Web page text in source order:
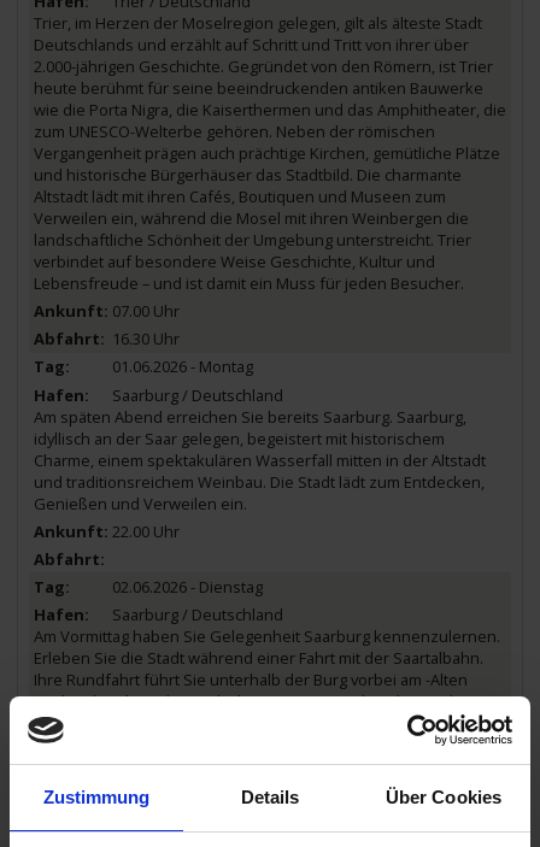
Zustimmung Details Über Cookies
Trier, im Herzen der Moselregion gelegen, gilt als älteste Stadt
Deutschlands und erzählt auf Schritt und Tritt von ihrer über
2.000-jährigen Geschichte. Gegründet von den Römern, ist Trier
heute berühmt für seine beeindruckenden antiken Bauwerke
wie die Porta Nigra, die Kaiserthermen und das Amphitheater, die
zum UNESCO-Welterbe gehören. Neben der römischen
Vergangenheit prägen auch prächtige Kirchen, gemütliche Plätze
und historische Bürgerhäuser das Stadtbild. Die charmante
Altstadt lädt mit ihren Cafés, Boutiquen und Museen zum
Verweilen ein, während die Mosel mit ihren Weinbergen die
landschaftliche Schönheit der Umgebung unterstreicht. Trier
verbindet auf besondere Weise Geschichte, Kultur und
Lebensfreude – und ist damit ein Muss für jeden Besucher.
07.00 Uhr
16.30 Uhr
01.06.2026 - Montag
Saarburg / Deutschland
Am späten Abend erreichen Sie bereits Saarburg. Saarburg,
idyllisch an der Saar gelegen, begeistert mit historischem
Charme, einem spektakulären Wasserfall mitten in der Altstadt
und traditionsreichem Weinbau. Die Stadt lädt zum Entdecken,
Genießen und Verweilen ein.
22.00 Uhr
02.06.2026 - Dienstag
Saarburg / Deutschland
Am Vormittag haben Sie Gelegenheit Saarburg kennenzulernen.
Erleben Sie die Stadt während einer Fahrt mit der Saartalbahn.
Ihre Rundfahrt führt Sie unterhalb der Burg vorbei am -Alten
Markt-, der ehemaligen Glockengiesserei und an den steilen
Weinlagen Saarburger Kupp, bevor Sie direkt in der Altstadt am
20 Meter hohen Wasserfall aussteigen und individuelle
Erkundungen unternehmen können.